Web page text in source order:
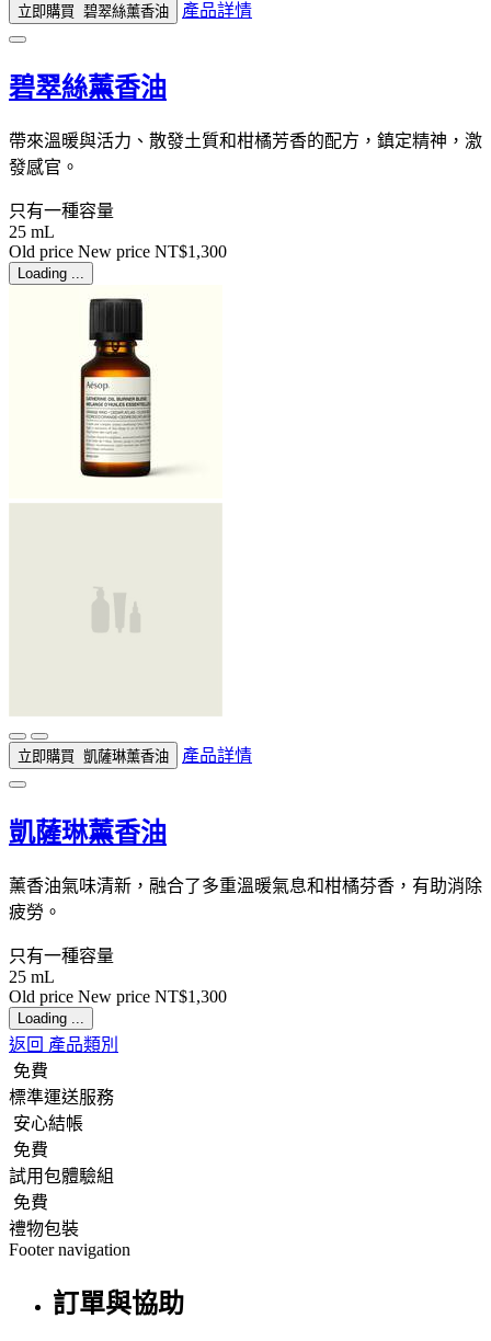
立即購買 碧翠絲薰香油 產品詳情
碧翠絲薰香油
帶來溫暖與活力、散發土質和柑橘芳香的配方，鎮定精神，激
發感官。
只有一種容量
25 mL
Old price New price NT$1,300
Loading ...
立即購買 凱薩琳薰香油 產品詳情
凱薩琳薰香油
薰香油氣味清新，融合了多重溫暖氣息和柑橘芬香，有助消除
疲勞。
只有一種容量
25 mL
Old price New price NT$1,300
Loading ...
返回 產品類別
免費
標準運送服務
安心結帳
免費
試用包體驗組
免費
禮物包裝
Footer navigation
訂單與協助